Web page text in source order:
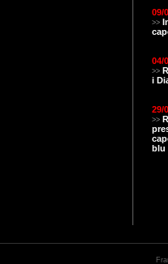
09/
>>
04/
>>
i
29/
>>
blu